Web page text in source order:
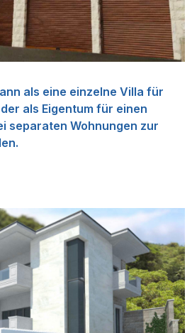
als eine einzelne Villa für
als Eigentum für einen
separaten Wohnungen zur